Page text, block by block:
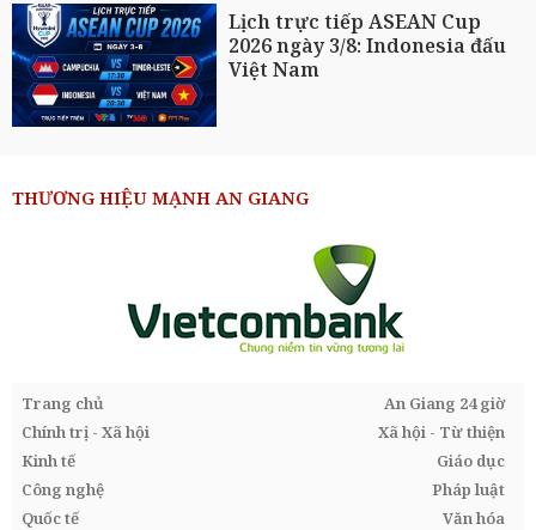
Lịch trực tiếp ASEAN Cup
2026 ngày 3/8: Indonesia đấu
Việt Nam
THƯƠNG HIỆU MẠNH AN GIANG
Trang chủ
An Giang 24 giờ
Chính trị - Xã hội
Xã hội - Từ thiện
Kinh tế
Giáo dục
Công nghệ
Pháp luật
Quốc tế
Văn hóa